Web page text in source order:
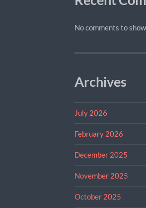
No comments to show.
Archives
July 2026
February 2026
December 2025
November 2025
October 2025